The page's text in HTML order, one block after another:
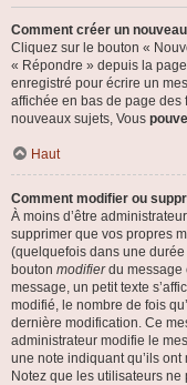
Comment créer un
Cliquez sur le bouton «
« Répondre » depuis la
enregistré pour écrire un
affichée en bas de page des
nouveaux sujets, Vous
Haut
Comment modifier ou
À moins d’être
supprimer que vos propres
(quelquefois dans une
bouton modifierdu message
message, un petit texte
modifié, le nombre de fois
dernière modification. Ce
administrateur modifie le
une note indiquant qu’ils
Notez que les utilisateurs